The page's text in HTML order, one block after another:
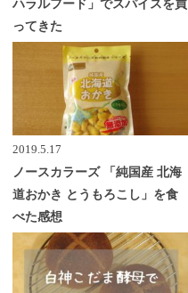
ハラルフード」でスパイスを買
ってきた
2019.5.17
ノースカラーズ 「純国産 北海
道おかき とうもろこし」を食
べた感想